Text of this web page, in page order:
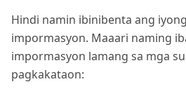
Hindi namin ibinibenta ang
impormasyon. Maaari naming
impormasyon lamang sa mga
pagkakataon: